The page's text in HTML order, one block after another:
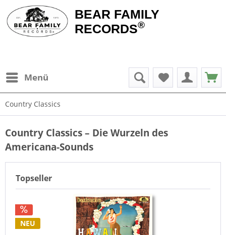
BEAR FAMILY
RECORDS®
Menü
Country Classics
Country Classics – Die Wurzeln des
Americana-Sounds
Topseller
NEU